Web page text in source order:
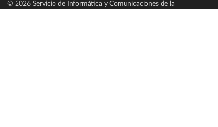
© 2026 Servicio de Informática y Comunicaciones de la